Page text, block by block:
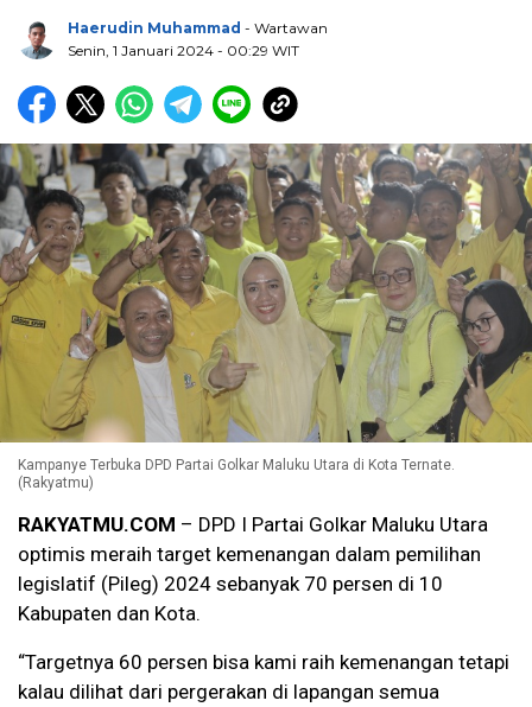
Haerudin Muhammad - Wartawan
Senin, 1 Januari 2024 - 00:29 WIT
Kampanye Terbuka DPD Partai Golkar Maluku Utara di Kota Ternate.
(Rakyatmu)
RAKYATMU.COM – DPD I Partai Golkar Maluku Utara
optimis meraih target kemenangan dalam pemilihan
legislatif (Pileg) 2024 sebanyak 70 persen di 10
Kabupaten dan Kota.
“Targetnya 60 persen bisa kami raih kemenangan tetapi
kalau dilihat dari pergerakan di lapangan semua